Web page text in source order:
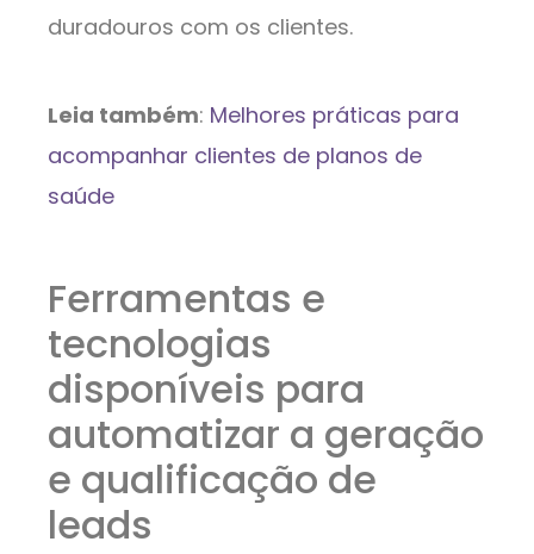
duradouros com os clientes.
Leia também: Melhores práticas para
acompanhar clientes de planos de
saúde
Ferramentas e
tecnologias
disponíveis para
automatizar a geração
e qualificação de
leads